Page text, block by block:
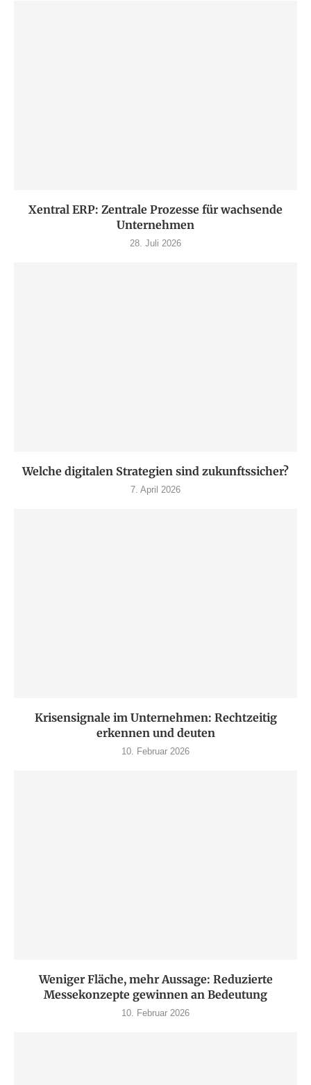
Xentral ERP: Zentrale Prozesse für wachsende
Unternehmen
28. Juli 2026
Welche digitalen Strategien sind zukunftssicher?
7. April 2026
Krisensignale im Unternehmen: Rechtzeitig
erkennen und deuten
10. Februar 2026
Weniger Fläche, mehr Aussage: Reduzierte
Messekonzepte gewinnen an Bedeutung
10. Februar 2026